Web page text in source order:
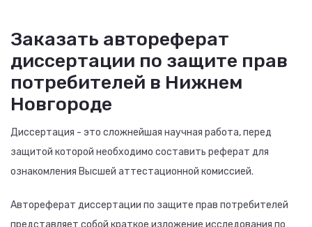
Заказать автореферат
диссертации по защите прав
потребителей в Нижнем
Новгороде
Диссертация - это сложнейшая научная работа, перед
защитой которой необходимо составить реферат для
ознакомления Высшей аттестационной комиссией.
Автореферат диссертации по защите прав потребителей
представляет собой краткое изложение исследования по